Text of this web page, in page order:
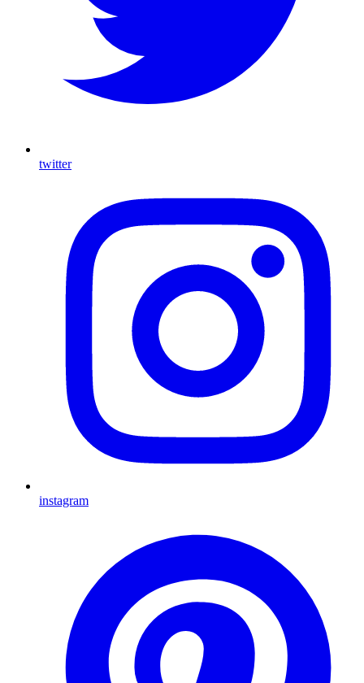
twitter
instagram